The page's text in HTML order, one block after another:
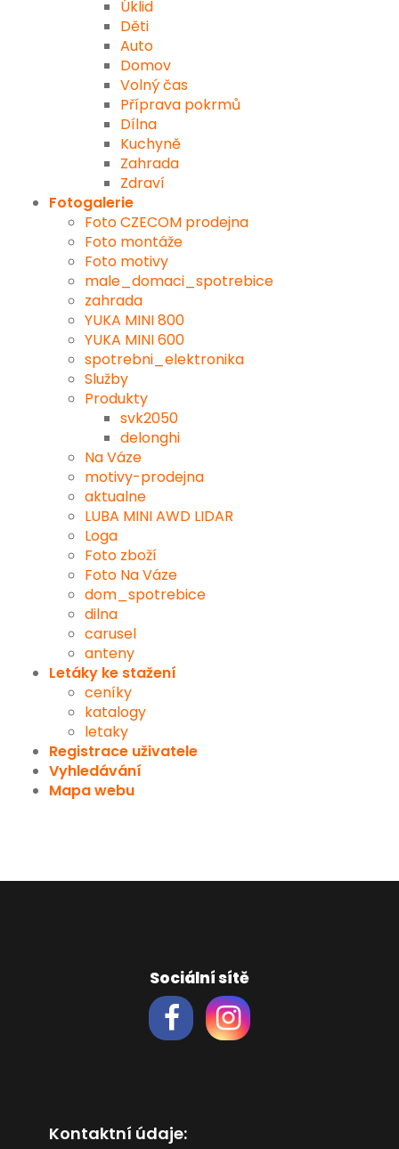
Úklid
Děti
Auto
Domov
Volný čas
Příprava pokrmů
Dílna
Kuchyně
Zahrada
Zdraví
Fotogalerie
Foto CZECOM prodejna
Foto montáže
Foto motivy
male_domaci_spotrebice
zahrada
YUKA MINI 800
YUKA MINI 600
spotrebni_elektronika
Služby
Produkty
svk2050
delonghi
Na Váze
motivy-prodejna
aktualne
LUBA MINI AWD LIDAR
Loga
Foto zboží
Foto Na Váze
dom_spotrebice
dilna
carusel
anteny
Letáky ke stažení
ceníky
katalogy
letaky
Registrace uživatele
Vyhledávání
Mapa webu
Sociální sítě
Kontaktní údaje: